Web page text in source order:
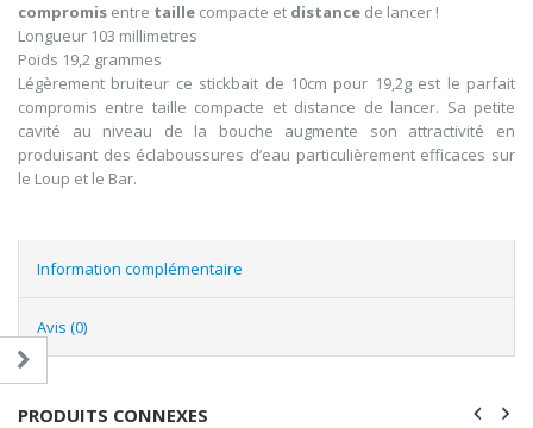
compromis entre taille compacte et distance de lancer !
Longueur 103 millimetres
Poids 19,2 grammes
Légèrement bruiteur ce stickbait de 10cm pour 19,2g est le parfait
compromis entre taille compacte et distance de lancer. Sa petite
cavité au niveau de la bouche augmente son attractivité en
produisant des éclaboussures d’eau particulièrement efficaces sur
le Loup et le Bar.
Information complémentaire
Avis (0)
PRODUITS CONNEXES